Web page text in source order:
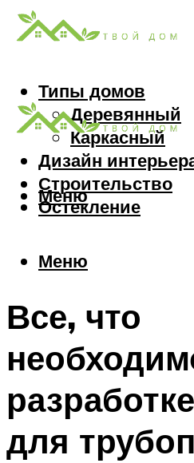
Типы домов
Деревянный
Каркасный
Дизайн
Строительство
Остекление
Меню
Меню
Все, что
для